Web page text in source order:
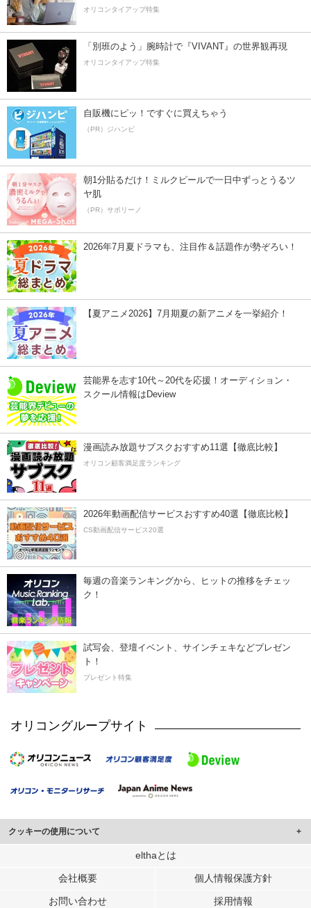
オリコンタイアップ特集
「別班のよう」腕時計で『VIVANT』の世界観再現
オリコンタイアップ特集
自販機にピッ！ですぐに買えちゃう
（PR）ジハンピ
朝1分貼るだけ！ミルクピールで一日中ずっとうるツ
ヤ肌
（PR）サボリーノ
2026年7月夏ドラマも、注目作＆話題作が勢ぞろい！
【夏アニメ2026】7月期夏の新アニメを一挙紹介！
芸能界を志す10代～20代を応援！オーディション・
スクール情報はDeview
漫画読み放題サブスクおすすめ11選【徹底比較】
オリコン顧客満足度ランキング
2026年動画配信サービスおすすめ40選【徹底比較】
CS動画配信サービス20選
毎週の音楽ランキングから、ヒットの推移をチェッ
ク！
試写会、登壇イベント、サインチェキなどプレゼン
ト！
プレゼント特集
オリコングループサイト
クッキーの使用について
このサイトでは Cookie を使用して、ユーザーに合わせたコンテンツや広告の
行っています。
メディアや広告配信、データ解析の各パートナーに提供しています。
elthaとは
会社概要 個人情報保護方針
お問い合わせ 採用情報